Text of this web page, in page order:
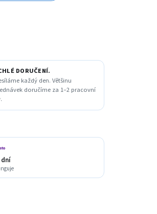
DORUČENÍ.
každý den. Většinu
doručíme za 1–2 pracovní
dní